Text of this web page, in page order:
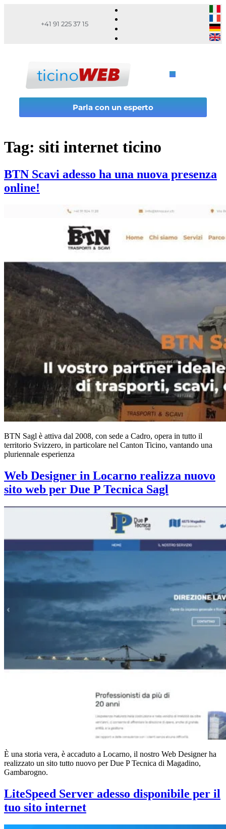
+41 91 225 37 15
Parla con un esperto
Tag: siti internet ticino
BTN Scavi adesso ha una nuova presenza
online!
BTN Sagl è attiva dal 2008, con sede a Cadro, opera in tutto il
territorio Svizzero, in particolare nel Canton Ticino, vantando una
pluriennale esperienza
Web Designer in Locarno realizza nuovo
sito web per Due P Tecnica Sagl
È una storia vera, è accaduto a Locarno, il nostro Web Designer ha
realizzato un sito tutto nuovo per Due P Tecnica di Magadino,
Gambarogno.
LiteSpeed Server adesso disponibile per il
tuo sito internet